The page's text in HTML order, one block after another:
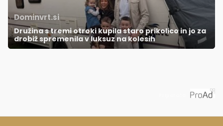
Dominvrt.si
Družina s tremi otroki kupila staro prikolico in jo za
drobiž spremenila v luksuz na kolesih